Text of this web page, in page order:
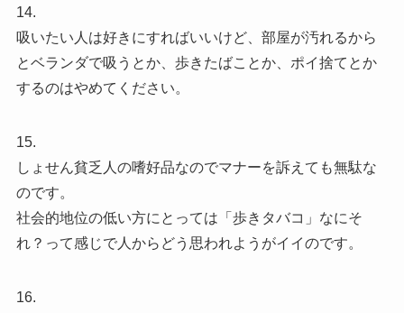
14.
吸いたい人は好きにすればいいけど、部屋が汚れるから
とベランダで吸うとか、歩きたばことか、ポイ捨てとか
するのはやめてください。
15.
しょせん貧乏人の嗜好品なのでマナーを訴えても無駄な
のです。
社会的地位の低い方にとっては「歩きタバコ」なにそ
れ？って感じで人からどう思われようがイイのです。
16.